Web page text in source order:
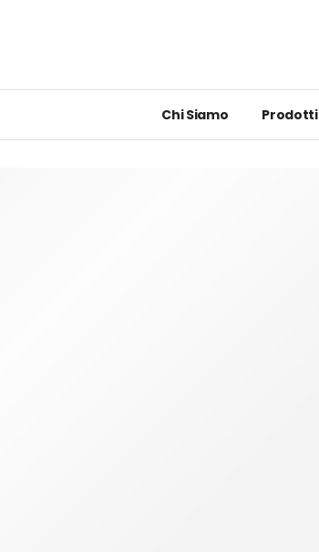
Chi Siamo Prodotti